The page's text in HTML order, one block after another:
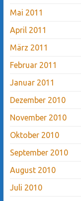
Mai 2011
April 2011
März 2011
Februar 2011
Januar 2011
Dezember 2010
November 2010
Oktober 2010
September 2010
August 2010
Juli 2010